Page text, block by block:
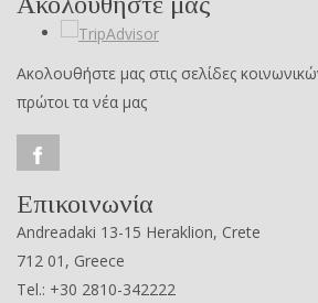
Ακολουθήστε μας στις σελίδες
πρώτοι τα νέα μας
Επικοινωνία
Andreadaki 13-15 Heraklion, Crete
712 01, Greece
Tel.: +30 2810-342222